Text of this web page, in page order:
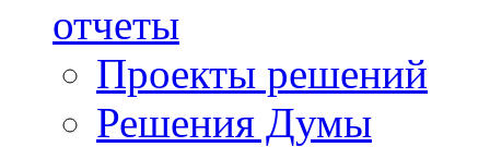
отчеты
Проекты решений
Решения Думы